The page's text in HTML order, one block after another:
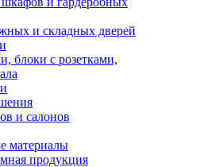
и складных дверей
блоки с розетками,
и салонов
материалы
продукция